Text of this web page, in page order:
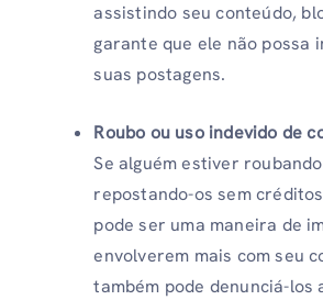
assistindo seu conteúdo,
garante que ele não possa
suas postagens.
Roubo ou uso indevido de
Se alguém estiver
repostando-os sem
pode ser uma maneira de
envolverem mais com seu
também pode denunciá-los